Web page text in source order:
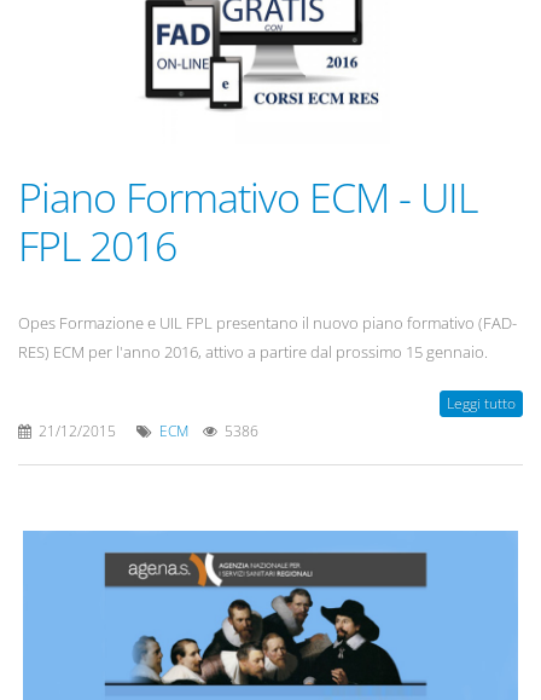
Piano Formativo ECM - UIL
FPL 2016
Opes Formazione e UIL FPL presentano il nuovo piano formativo (FAD-
RES) ECM per l'anno 2016, attivo a partire dal prossimo 15 gennaio.
Leggi tutto
21/12/2015 ECM 5386